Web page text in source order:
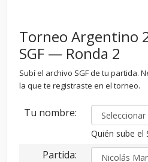
Torneo Argentino
SGF — Ronda 2
Subí el archivo SGF de tu partida.
la que te registraste en el torneo.
Tu nombre:
Quién sube el
Partida: